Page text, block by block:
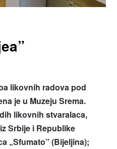
likovnih radova pod
je u Muzeju Srema.
likovnih stvaralaca,
Srbije i Republike
„Sfumato” (Bijeljina);